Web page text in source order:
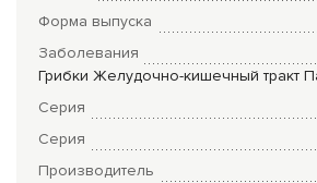
Средства личной гигиены
Приборы лечебные
Книги Гарбузова Г.А.
Комплексные программы
Форма выпуска
Заболевания
Грибки Желудочно-кишечный тракт
Серия
Серия
Производитель